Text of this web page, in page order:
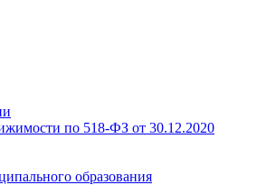
по 518-ФЗ от 30.12.2020
образования